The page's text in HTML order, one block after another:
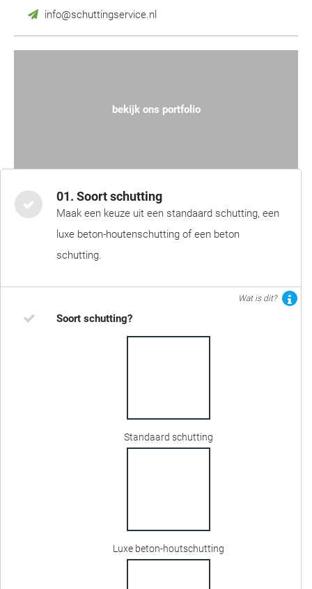
info@schuttingservice.nl
bekijk ons portfolio
01. Soort schutting
Maak een keuze uit een standaard schutting, een
luxe beton-houtenschutting of een beton
schutting.
Wat is dit?
Soort schutting?
Standaard schutting
Luxe beton-houtschutting